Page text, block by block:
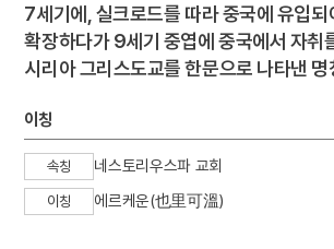
8 육군특수전사령부
9
장릉지
7세기에, 실크로드를 따라 중국에 유입
확장하다가 9세기 중엽에 중국에서 자취
시리아 그리스도교를 한문으로 나타낸 명
이칭
속칭 네스토리우스파 교회
이칭 에르케운(也里可溫)